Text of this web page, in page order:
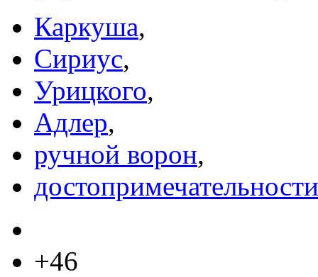
Каркуша,
Сириус,
Урицкого,
Адлер,
ручной ворон,
+46